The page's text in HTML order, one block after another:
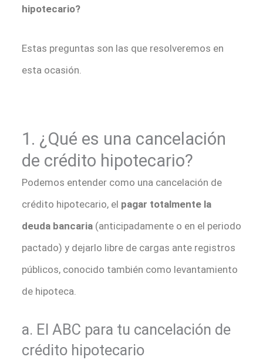
hipotecario?
Estas preguntas son las que resolveremos en
esta ocasión.
1. ¿Qué es una cancelación
de crédito hipotecario?
Podemos entender como una cancelación de
crédito hipotecario, el pagar totalmente la
deuda bancaria(anticipadamente o en el periodo
pactado) y dejarlo libre de cargas ante registros
públicos, conocido también como levantamiento
de hipoteca.
a. El ABC para tu cancelación de
crédito hipotecario